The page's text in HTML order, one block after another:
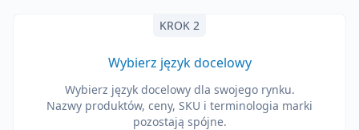
KROK 2
Wybierz język docelowy
Wybierz język docelowy dla swojego rynku.
Nazwy produktów, ceny, SKU i terminologia marki
pozostają spójne.